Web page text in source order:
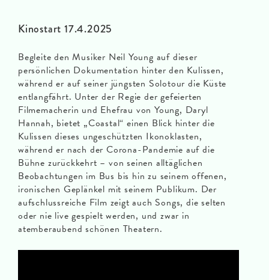
Kinostart 17.4.2025
Begleite den Musiker Neil Young auf dieser
persönlichen Dokumentation hinter den Kulissen,
während er auf seiner jüngsten Solotour die Küste
entlangfährt. Unter der Regie der gefeierten
Filmemacherin und Ehefrau von Young, Daryl
Hannah, bietet „Coastal“ einen Blick hinter die
Kulissen dieses ungeschützten Ikonoklasten,
während er nach der Corona-Pandemie auf die
Bühne zurückkehrt – von seinen alltäglichen
Beobachtungen im Bus bis hin zu seinem offenen,
ironischen Geplänkel mit seinem Publikum. Der
aufschlussreiche Film zeigt auch Songs, die selten
oder nie live gespielt werden, und zwar in
atemberaubend schönen Theatern.